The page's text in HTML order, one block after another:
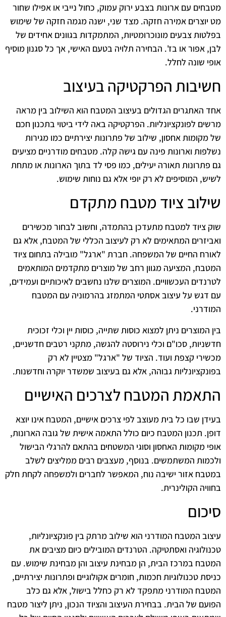
מטבחים עם ארונות בצבע ירוק עמוק, כחול נייבי או אפילו שחור
מט יוצרים אמירה חזקה. מצד שני, ישנה מגמה חזקה של שימוש
בפלטות צבעים מונוכרומטיות, המתמקדות בגוונים אחידים של
לבן, אפור או בז'. הבחירה תלויה בטעם האישי, אך כל סגנון מוסיף
אופי שונה לחלל.
חשיבות הפרקטיקה בעיצוב
אחד האתגרים הגדולים בעיצוב המטבח הוא השילוב בין מראה
מרשים לפונקציונליות. הפרקטיקה באה לידי ביטוי בתכנון חכם
של מקומות אחסון, שילוב של פתרונות יצירתיים כמו מגירות
נשלפות וארונות פינה עם גישה קלה. מטבחים מודרניים מציעים
גם פתרונות תאורה יעילים, כמו פסי לד בתוך הארונות או מתחת
לשיש, המוסיפים לא רק יופי אלא גם נוחות שימוש.
שילוב ציוד מטבח מתקדם
שוק ציוד למטבח מתעדכן בהתמדה, וחשוב לבחור מכשירים
ואביזרים המתאימים לא רק לעיצוב הכללי של המטבח, אלא גם
לאורח החיים של המשפחה. חברת "ארגל" מובילה בתחום ציוד
המטבח, המציעה מגוון רחב של מוצרים מתקדמים המותאמים
לטרנדים העכשוויים. המוצרים שלנו נחשבים לאיכותיים ועמידים,
עם דגש על עיצוב אסתטי המתמזג בהרמוניה עם המטבח
המודרני.
בין המוצרים ניתן למצוא כוסות שתייה, כוסות יין וכלי זכוכית
חדשניות, סכו"ם וכלי נירוסטה להגשה, מתקני רטבים חדשניים,
מכשירי קצפת ועוד. הציוד של "ארגל" מצטיין לא רק
בפונקציונליות גבוהה, אלא גם בעיצוב שמשדר יוקרה וחדשנות.
התאמת המטבח לצרכים האישיים
בעידן שבו כל בית מעוצב לפי צרכים אישיים, המטבח אינו יוצא
דופן. תכנון המטבח כיום כולל התאמה אישית של גובה הארונות,
אופי מקומות האחסון וסוגי המשטחים בהתאם להרגלי הבישול
ולכמות המשתמשים. בנוסף, מעצבים רבים ממליצים לשלב
במטבח אזור ישיבה נוח, המאפשר לחברים ולמשפחה לקחת חלק
בחוויה הקולינרית.
סיכום
עיצוב המטבח המודרני הוא שילוב מרתק בין פונקציונליות,
טכנולוגיה ואסתטיקה. הטרנדים המובילים כיום מציבים את
המטבח במרכז הבית, הן מבחינת עיצוב והן מבחינת שימוש. עם
כניסת טכנולוגיות חכמות, חומרים אקולוגיים ופתרונות יצירתיים,
המטבח המודרני מתפקד לא רק כחלל בישול, אלא גם כלב
הפועם של הבית. בבחירת העיצוב והציוד הנכון, ניתן ליצור מטבח